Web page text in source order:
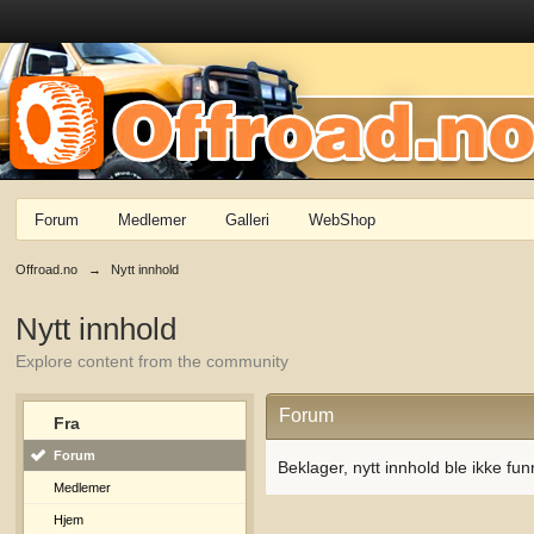
Forum Medlemer Galleri WebShop
Offroad.no → Nytt innhold
Nytt innhold
Explore content from the community
Fra
Forum
Medlemer
Hjem
Forum
Beklager, nytt innhold ble ikke